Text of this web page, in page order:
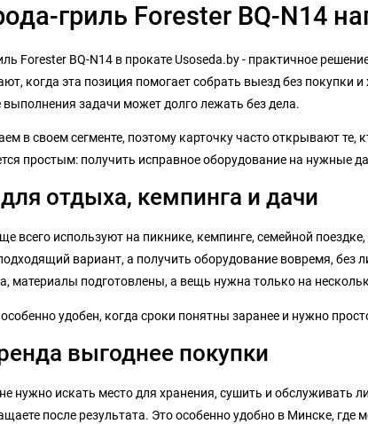
гриль Forester BQ-N14
Forester BQ-N14 в прокате Usoseda.by - практичное
когда эта позиция помогает собрать выезд без
выполнения задачи может долго лежать без дела.
в своем сегменте, поэтому карточку часто открывают
простым: получить исправное оборудование на нужные
отдыха, кемпинга и дачи
всего используют на пикнике, кемпинге, семейной
вариант, а получить оборудование вовремя, без
материалы подготовлены, а вещь нужна только на
удобен, когда сроки понятны заранее и нужно
выгоднее покупки
нужно искать место для хранения, сушить и обслуживать
после результата. Это особенно удобно в Минске, где